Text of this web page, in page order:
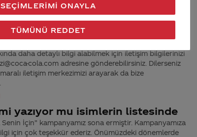
neden savaş suçu işleyen
uygulamıyor??En azından
protesto eder..
daha detaylı bilgi alabilmek için iletişim bilgilerinizi
cola.com adresine gönderebilirsiniz. Dilerseniz
iletişim merkezimizi arayarak da bize
yazıyor mu isimlerin listesinde
Senin İçin” kampanyamız sona ermiştir. Kampanyamıza
için çok teşekkür ederiz. Önümüzdeki dönemlerde
TÜMÜNÜ REDDET
SEÇIMLERIMI ONAYLA